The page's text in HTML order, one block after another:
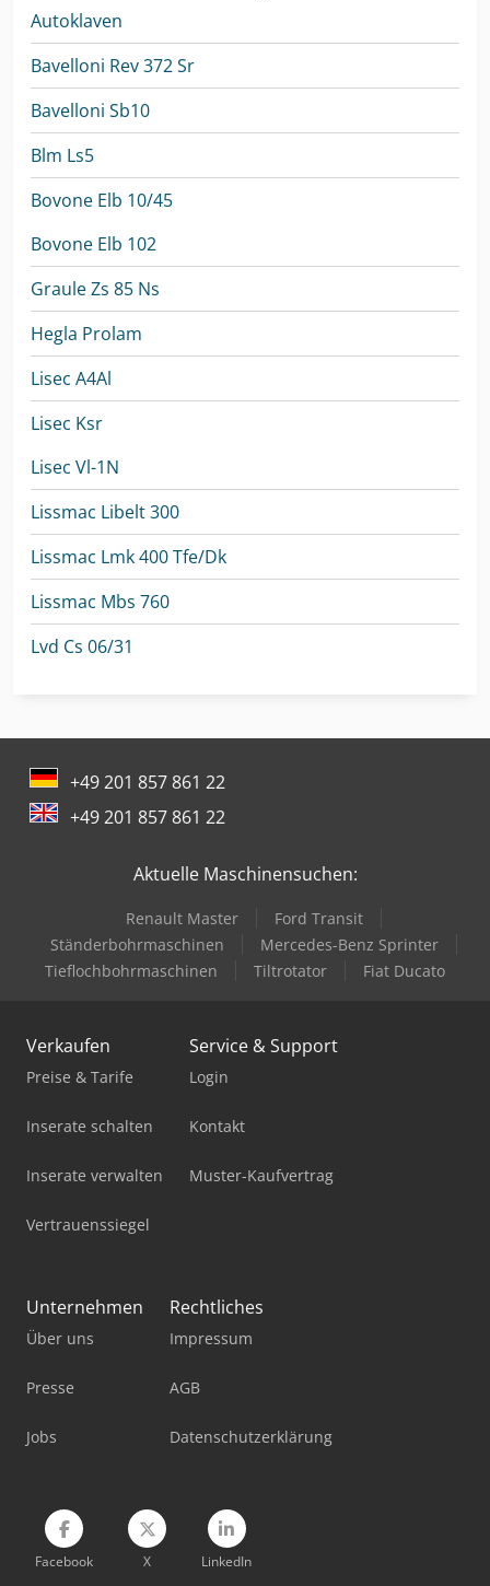
Autoklaven
Bavelloni Rev 372 Sr
Bavelloni Sb10
Blm Ls5
Bovone Elb 10/45
Bovone Elb 102
Graule Zs 85 Ns
Hegla Prolam
Lisec A4Al
Lisec Ksr
Lisec Vl-1N
Lissmac Libelt 300
Lissmac Lmk 400 Tfe/Dk
Lissmac Mbs 760
Lvd Cs 06/31
+49 201 857 861 22
+49 201 857 861 22
Aktuelle Maschinensuchen:
Renault Master
Ford Transit
Ständerbohrmaschinen
Mercedes-Benz Sprinter
Tieflochbohrmaschinen
Tiltrotator Fiat Ducato
Verkaufen
Preise & Tarife
Inserate schalten
Inserate verwalten
Vertrauenssiegel
Service & Support
Login
Kontakt
Muster-Kaufvertrag
Unternehmen
Über uns
Presse
Jobs
Rechtliches
Impressum
AGB
Datenschutzerklärung
Facebook X LinkedIn